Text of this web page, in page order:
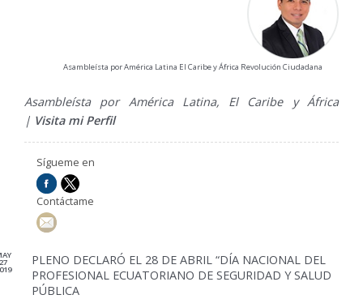
PARTICIPACIÓNAsambleísta por América Latina El Caribe y África Revolución Ciudadana
Asambleísta por América Latina, El Caribe y África
| Visita mi Perfil
Sígueme en
Contáctame
27
PLENO DECLARÓ EL 28 DE ABRIL “DÍA NACIONAL DEL
PROFESIONAL ECUATORIANO DE SEGURIDAD Y SALUD
PÚBLICA